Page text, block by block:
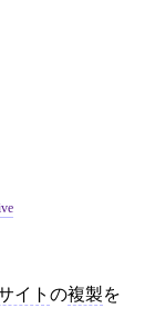
イト の複製を